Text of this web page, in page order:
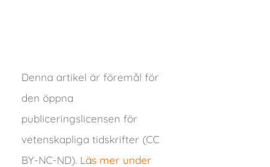
Denna artikel är föremål för
den öppna
publiceringslicensen för
vetenskapliga tidskrifter (CC
BY-NC-ND). Läs mer under